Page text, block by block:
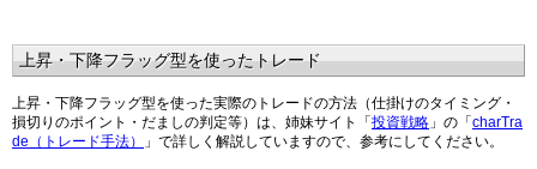
上昇・下降フラッグ型を使ったトレード
上昇・下降フラッグ型を使った実際のトレードの方法（仕掛けのタイミング・
損切りのポイント・だましの判定等）は、姉妹サイト「 投資戦略 」の「 charTra
de（トレード手法）
」で詳しく解説していますので、参考にしてください。